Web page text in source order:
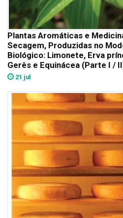
Plantas Aromáticas e
Secagem, Produzidas no
Biológico: Limonete, Erva
Gerês e Equinácea (Parte I /
21 jul